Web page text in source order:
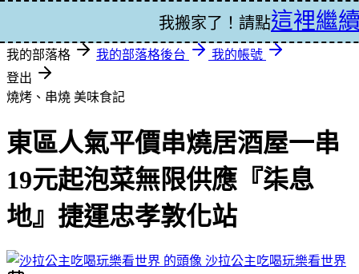
我的部落格 我的部落格後台
我的帳號
登出
燒烤、串燒 美味食記
東區人氣平價串燒居酒屋一串
19元起泡菜無限供應『柒息
地』捷運忠孝敦化站
沙拉公主吃喝玩樂看世界
我搬家了！請點這裡繼